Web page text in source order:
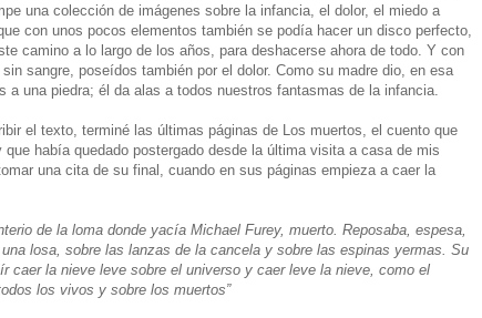
una colección de imágenes sobre la infancia, el dolor, el miedo a
con unos pocos elementos también se podía hacer un disco perfecto,
camino a lo largo de los años, para deshacerse ahora de todo. Y con
sangre, poseídos también por el dolor. Como su madre dio, en esa
a una piedra; él da alas a todos nuestros fantasmas de la infancia.
el texto, terminé las últimas páginas de Los muertos, el cuento que
había quedado postergado desde la última visita a casa de mis
una cita de su final, cuando en sus páginas empieza a caer la
de la loma donde yacía Michael Furey, muerto. Reposaba, espesa,
losa, sobre las lanzas de la cancela y sobre las espinas yermas. Su
caer la nieve leve sobre el universo y caer leve la nieve, como el
los vivos y sobre los muertos”